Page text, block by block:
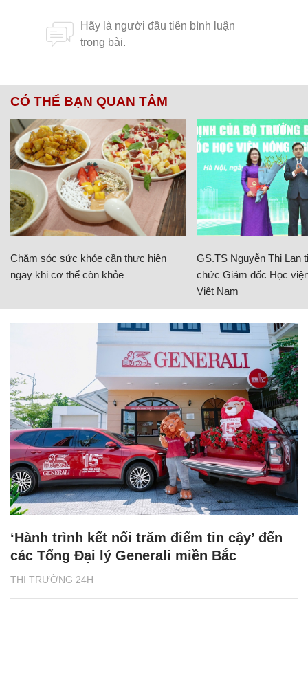
CÓ THỂ BẠN QUAN TÂM
Chăm sóc sức khỏe cần thực hiện
ngay khi cơ thể còn khỏe
GS.TS Nguyễn Thị Lan
chức Giám đốc Học
Việt Nam
THỊ TRƯỜNG 24H
‘Hành trình kết nối trăm điểm tin cậy’ đến
các Tổng Đại lý Generali miền Bắc